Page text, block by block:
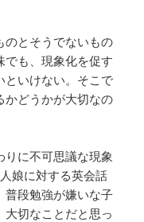
のとそうでないもの
でも、現象化を促す
といけない。そこで
かどうかが大切なの
に不可思議な現象
娘に対する英会話
普段勉強が嫌いな子
切なことだと思っ